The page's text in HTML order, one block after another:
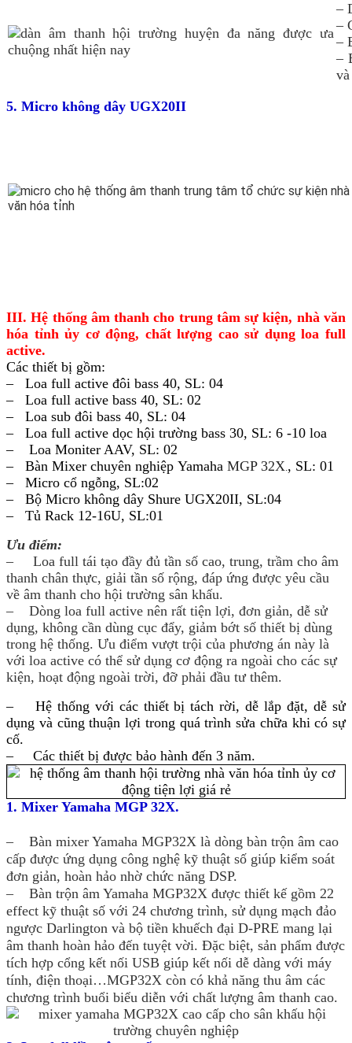
–
–
–
–
5. Micro không dây UGX20II
III. Hệ thống âm thanh cho trung tâm sự kiện, nhà văn
hóa tỉnh ủy cơ động, chất lượng cao sử dụng loa full
active.
Các thiết bị gồm:
– Loa full active đôi bass 40, SL: 04
– Loa full active bass 40, SL: 02
– Loa sub đôi bass 40, SL: 04
– Loa full active dọc hội trường bass 30, SL: 6 -10 loa
– Loa Moniter AAV, SL: 02
– Bàn Mixer chuyên nghiệp Yamaha MGP 32X., SL: 01
– Micro cổ ngỗng, SL:02
– Bộ Micro không dây Shure UGX20II, SL:04
– Tủ Rack 12-16U, SL:01
Ưu điểm:
– Loa full tái tạo đầy đủ tần số cao, trung, trầm cho âm
thanh chân thực, giải tần số rộng, đáp ứng được yêu cầu
về âm thanh cho hội trường sân khấu.
– Dòng loa full active nên rất tiện lợi, đơn giản, dễ sử
dụng, không cần dùng cục đẩy, giảm bớt số thiết bị dùng
trong hệ thống. Ưu điểm vượt trội của phương án này là
với loa active có thể sử dụng cơ động ra ngoài cho các sự
kiện, hoạt động ngoài trời, đỡ phải đầu tư thêm.
– Hệ thống với các thiết bị tách rời, dễ lắp đặt, dễ sử
dụng và cũng thuận lợi trong quá trình sửa chữa khi có sự
cố.
– Các thiết bị được bảo hành đến 3 năm.
1. Mixer Yamaha MGP 32X.
– Bàn mixer Yamaha MGP32X là dòng bàn trộn âm cao
cấp được ứng dụng công nghệ kỹ thuật số giúp kiểm soát
đơn giản, hoàn hảo nhờ chức năng DSP.
– Bàn trộn âm Yamaha MGP32X được thiết kế gồm 22
effect kỹ thuật số với 24 chương trình, sử dụng mạch đảo
ngược Darlington và bộ tiền khuếch đại D-PRE mang lại
âm thanh hoàn hảo đến tuyệt vời. Đặc biệt, sản phẩm được
tích hợp cổng kết nối USB giúp kết nối dễ dàng với máy
tính, điện thoại…MGP32X còn có khả năng thu âm các
chương trình buổi biểu diễn với chất lượng âm thanh cao.